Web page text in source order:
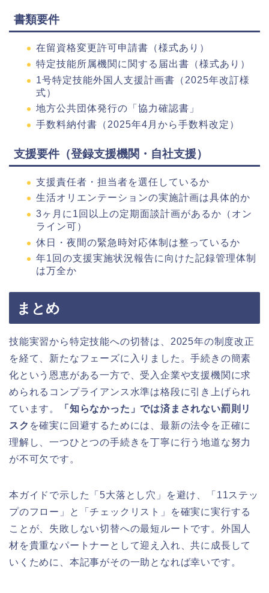
書類要件
在留資格変更許可申請書（様式あり）
特定技能所属機関に関する届出書（様式あり）
1号特定技能外国人支援計画書（2025年改訂様
式）
地方公共団体発行の「協力確認書」
手数料納付書（2025年4月から手数料改定）
支援要件（登録支援機関・自社支援）
支援責任者・担当者を選任しているか
生活オリエンテーションの実施計画は具体的か
3ヶ月に1回以上の定期面談計画があるか（オン
ライン可）
休日・夜間の緊急時対応体制は整っているか
年1回の支援実施状況報告に向けた記録管理体制
は万全か
まとめ
技能実習から特定技能への切替は、2025年の制度改正
を経て、新たなフェーズに入りました。手続きの簡素
化という恩恵がある一方で、受入企業や支援機関に求
められるコンプライアンス水準は格段に引き上げられ
ています。
「知らなかった」では済まされない罰則リ
スク を確実に回避するためには、最新の法令を正確に
理解し、一つひとつの手続きを丁寧に行う地道な努力
が不可欠です。
本ガイドで示した「5大落とし穴」を避け、「11ステッ
プのフロー」と「チェックリスト」を確実に実行する
ことが、失敗しない切替への最短ルートです。外国人
材を貴重なパートナーとして迎え入れ、共に成長して
いくために、本記事がその一助となれば幸いです。